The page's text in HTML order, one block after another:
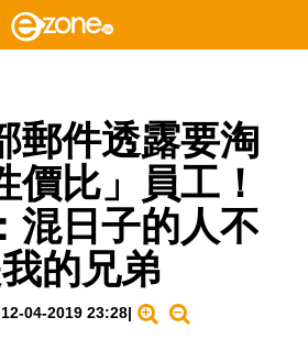
郵件透露要淘
價比」員工！
混日子的人不
的兄弟
12-04-2019 23:28|